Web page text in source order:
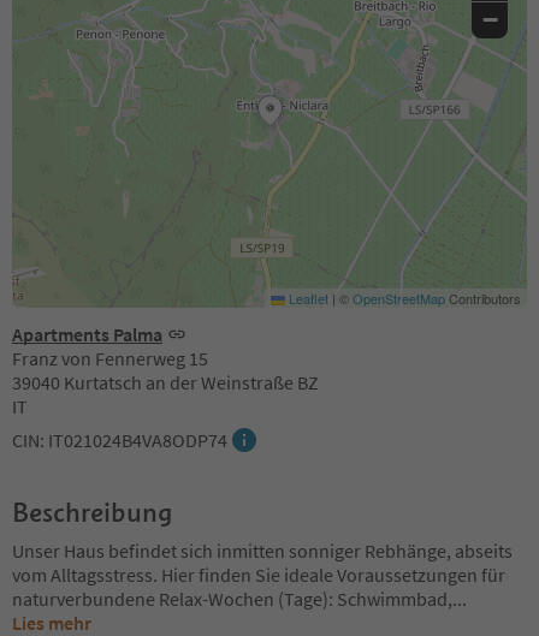
Apartments Palma
Franz von Fennerweg 15
39040 Kurtatsch an der Weinstraße BZ
IT
CIN: IT021024B4VA8ODP74
−
Leaflet | ©OpenStreetMapContributors
Beschreibung
Unser Haus befindet sich inmitten sonniger Rebhänge, abseits
vom Alltagsstress. Hier finden Sie ideale Voraussetzungen für
naturverbundene Relax-Wochen (Tage): Schwimmbad,...
Lies mehr